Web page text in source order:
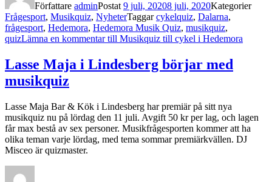
Författare adminPostat9 juli, 20208 juli, 2020Kategorier
Frågesport, Musikquiz, NyheterTaggarcykelquiz, Dalarna,
frågesport, Hedemora, Hedemora Musik Quiz, musikquiz,
quizLämna en kommentartill Musikquiz till cykel i Hedemora
Lasse Maja i Lindesberg börjar med
musikquiz
Lasse Maja Bar & Kök i Lindesberg har premiär på sitt nya
musikquiz nu på lördag den 11 juli. Avgift 50 kr per lag, och lagen
får max bestå av sex personer. Musikfrågesporten kommer att ha
olika teman varje lördag, med tema sommar premiärkvällen. DJ
Misceo är quizmaster.